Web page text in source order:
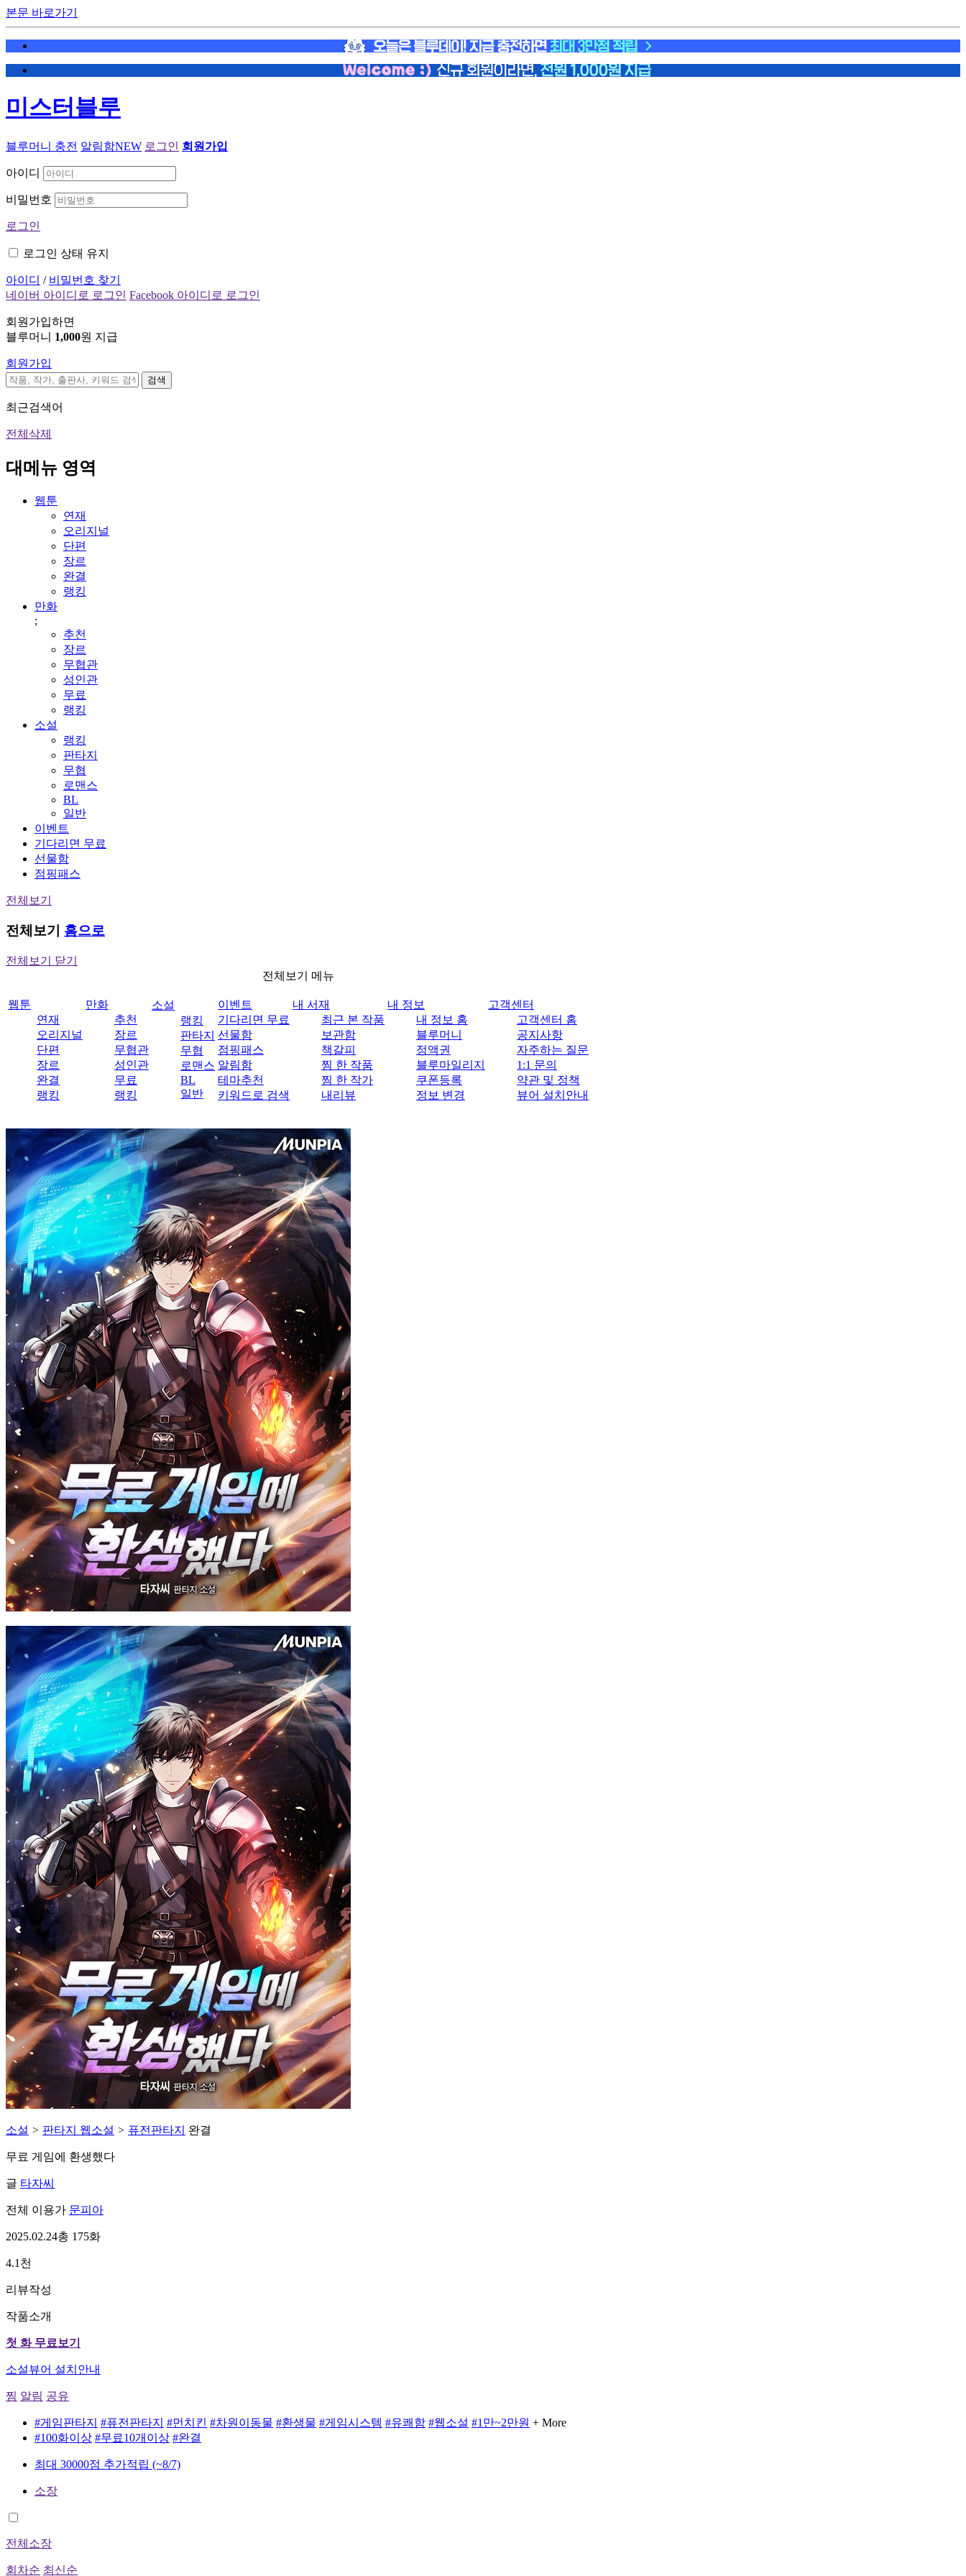
본문 바로가기
미스터블루
블루머니 충전 알림함NEW 로그인 회원가입
아이디
비밀번호
로그인
로그인 상태 유지
아이디 / 비밀번호 찾기
네이버 아이디로 로그인 Facebook 아이디로 로그인
회원가입하면
블루머니 1,000원 지급
회원가입
검색
최근검색어
전체삭제
대메뉴 영역
웹툰
연재
오리지널
단편
장르
완결
랭킹
만화
;
추천
장르
무협관
성인관
무료
랭킹
소설
랭킹
판타지
무협
로맨스
BL
일반
이벤트
기다리면 무료
선물함
점핑패스
전체보기
전체보기 홈으로
전체보기 닫기
전체보기 메뉴
웹툰
연재
오리지널
단편
장르
완결
랭킹
만화
추천
장르
무협관
성인관
무료
랭킹
소설
랭킹
판타지
무협
로맨스
BL
일반
이벤트
기다리면 무료
선물함
점핑패스
알림함
테마추천
키워드로 검색
내 서재
최근 본 작품
보관함
책갈피
찜 한 작품
찜 한 작가
내리뷰
내 정보
내 정보 홈
블루머니
정액권
블루마일리지
쿠폰등록
정보 변경
고객센터
고객센터 홈
공지사항
자주하는 질문
1:1 문의
약관 및 정책
뷰어 설치안내
소설 > 판타지 웹소설 > 퓨전판타지 완결
무료 게임에 환생했다
글 타자씨
전체 이용가 문피아
2025.02.24총 175화
4.1천
리뷰작성
작품소개
첫 화 무료보기
소설뷰어 설치안내
찜 알림 공유
#게임판타지 #퓨전판타지 #먼치킨 #차원이동물 #환생물 #게임시스템 #유쾌함 #웹소설 #1만~2만원 + More
#100화이상 #무료10개이상 #완결
최대 30000점 추가적립 (~8/7)
소장
전체소장
회차순 최신순